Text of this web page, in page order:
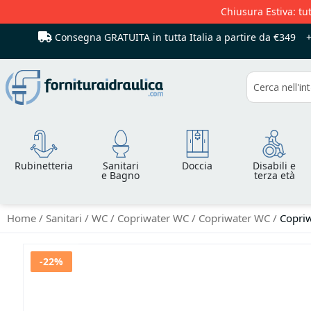
Chiusura Estiva:
Consegna GRATUITA in tutta Italia a partire da €349
Cerca
Rubinetteria Sanitari
e Bagno
Doccia Disabili e
terza età
Home Sanitari WC Copriwater WC Copriwater WC
Vai
-22%